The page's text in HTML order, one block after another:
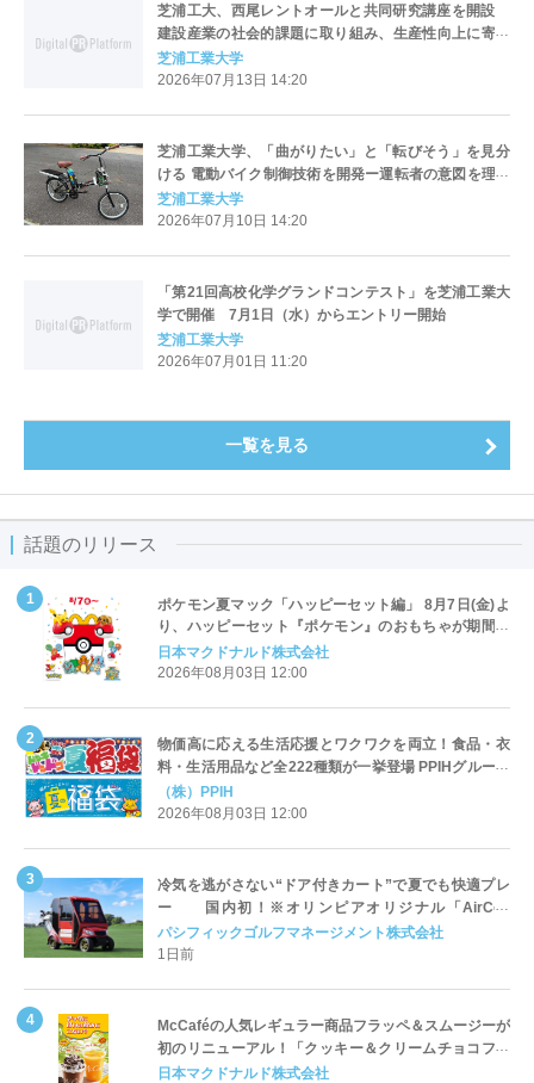
芝浦工大、西尾レントオールと共同研究講座を開設
建設産業の社会的課題に取り組み、生産性向上に寄与
プラン
芝浦工業大学
2026年07月13日 14:20
芝浦工業大学、「曲がりたい」と「転びそう」を見分
ける 電動バイク制御技術を開発ー運転者の意図を理解
し、必要なときだけ転倒防止を支援－
芝浦工業大学
2026年07月10日 14:20
「第21回高校化学グランドコンテスト」を芝浦工業大
学で開催 7月1日（水）からエントリー開始
芝浦工業大学
2026年07月01日 11:20
一覧を見る
話題のリリース
ポケモン夏マック「ハッピーセット編」 8月7日(金)よ
り、ハッピーセット『ポケモン』のおもちゃが期間限
定登場
日本マクドナルド株式会社
2026年08月03日 12:00
物価高に応える生活応援とワクワクを両立！食品・衣
料・生活用品など全222種類が一挙登場 PPIHグループ
「夏福袋」＆セール 8月6日(木)より順次スタート
（株）PPIH
2026年08月03日 12:00
冷気を逃がさない“ドア付きカート”で夏でも快適プレ
ー 国内初！※オリンピアオリジナル「AirCon
Cart（エアコンカート）」導入 | ＰＧＭ
パシフィックゴルフマネージメント株式会社
1日前
McCaféの人気レギュラー商品フラッペ＆スムージーが
初のリニューアル！「クッキー＆クリームチョコフラ
ッペ」「マンゴースムージー」8月5日（水）から販売
日本マクドナルド株式会社